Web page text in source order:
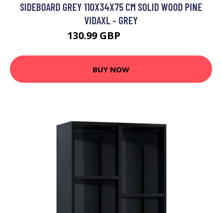
SIDEBOARD GREY 110X34X75 CM SOLID WOOD PINE
VIDAXL - GREY
130.99 GBP
BUY NOW